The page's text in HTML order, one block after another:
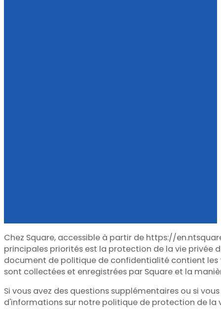
Chez Square, accessible à partir de https://
principales priorités est la protection de la vie privée
document de politique de confidentialité contient
sont collectées et enregistrées par Square et la
Si vous avez des questions supplémentaires ou si
d'informations sur notre politique de protection de la